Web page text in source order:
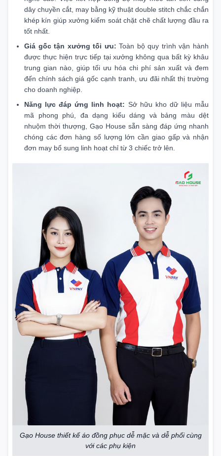
dây chuyền cắt, may bằng kỹ thuật double stitch chắc chắn
khép kín giúp xưởng kiểm soát chặt chẽ chất lượng đầu ra
tốt nhất.
Giá gốc tận xưởng tối ưu: Toàn bộ quy trình vận hành
được thực hiện trực tiếp tại xưởng không qua bất kỳ khâu
trung gian nào, giúp tối ưu hóa chi phí sản xuất và đem
đến chính sách giá gốc cạnh tranh, ưu đãi nhất thị trường
cho doanh nghiệp.
Năng lực đáp ứng linh hoạt: Sở hữu kho dữ liệu mẫu
mã phong phú, đa dạng kiểu dáng và bảng màu dệt
nhuộm thời thượng, Gạo House sẵn sàng đáp ứng nhanh
chóng các đơn hàng số lượng lớn cần giao gấp và nhận
đơn may bổ sung linh hoạt chỉ từ 3 chiếc trở lên.
Gạo House thiết kế áo đồng phục dễ mặc và dễ phối cùng
với các phụ kiện